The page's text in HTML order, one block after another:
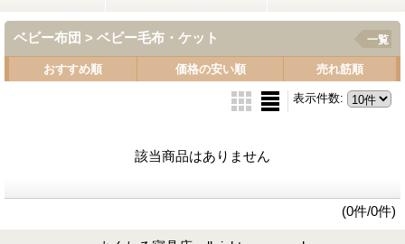
ベビー布団 > ベビー毛布・ケット 一覧
おすすめ順 価格の安い順 売れ筋順
表示件数:
該当商品はありません
(0件/0件)